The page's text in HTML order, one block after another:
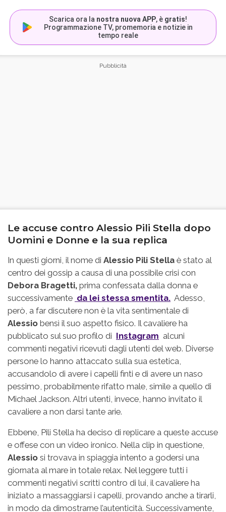
Scarica ora la nostra nuova APP, è gratis!
Programmazione TV, promemoria e notizie in
tempo reale
Le accuse contro Alessio Pili Stella dopo
Uomini e Donne e la sua replica
In questi giorni, il nome di Alessio Pili Stella è stato al
centro dei gossip a causa di una possibile crisi con
Debora Bragetti, prima confessata dalla donna e
successivamente da lei stessa smentita. Adesso,
però, a far discutere non è la vita sentimentale di
Alessio bensì il suo aspetto fisico. Il cavaliere ha
pubblicato sul suo profilo di Instagram alcuni
commenti negativi ricevuti dagli utenti del web. Diverse
persone lo hanno attaccato sulla sua estetica,
accusandolo di avere i capelli finti e di avere un naso
pessimo, probabilmente rifatto male, simile a quello di
Michael Jackson. Altri utenti, invece, hanno invitato il
cavaliere a non darsi tante arie.
Ebbene, Pili Stella ha deciso di replicare a queste accuse
e offese con un video ironico. Nella clip in questione,
Alessio si trovava in spiaggia intento a godersi una
giornata al mare in totale relax. Nel leggere tutti i
commenti negativi scritti contro di lui, il cavaliere ha
iniziato a massaggiarsi i capelli, provando anche a tirarli,
in modo da dimostrarne l’autenticità. Successivamente,